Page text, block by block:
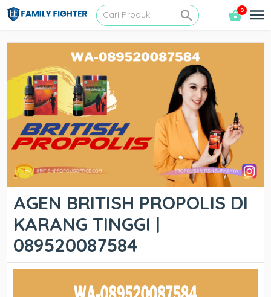
0
AGEN BRITISH PROPOLIS DI
KARANG TINGGI |
089520087584